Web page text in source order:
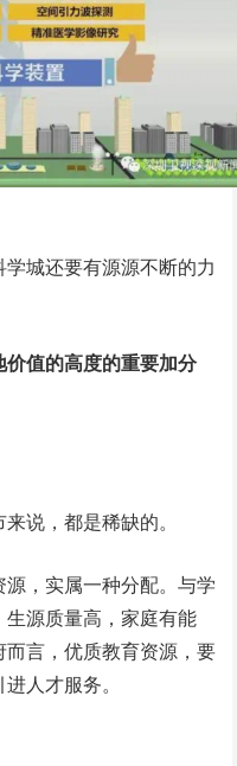
城还要有源源不断的力
值的高度的重要加分
说，都是稀缺的。
，实属一种分配。与学
源质量高，家庭有能
言，优质教育资源，要
人才服务。